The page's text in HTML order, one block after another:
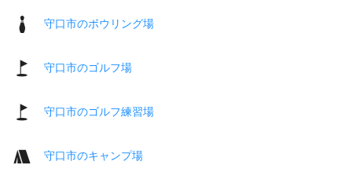
守口市のボウリング場
守口市のゴルフ場
守口市のゴルフ練習場
守口市のキャンプ場